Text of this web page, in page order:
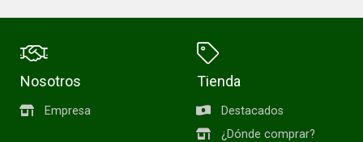
Nosotros
Empresa
Tienda
Destacados
¿Dónde comprar?